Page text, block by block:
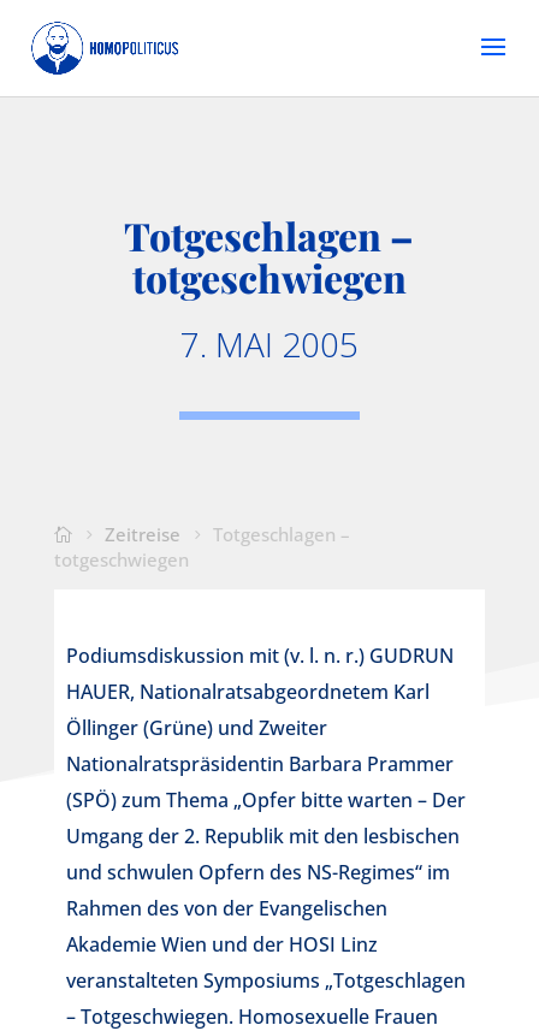
Totgeschlagen –
totgeschwiegen
7. MAI 2005
Zeitreise
Totgeschlagen –
totgeschwiegen
Podiumsdiskussion mit (v. l. n. r.) GUDRUN
HAUER, Nationalratsabgeordnetem Karl
Öllinger (Grüne) und Zweiter
Nationalratspräsidentin Barbara Prammer
(SPÖ) zum Thema „Opfer bitte warten – Der
Umgang der 2. Republik mit den lesbischen
und schwulen Opfern des NS-Regimes“ im
Rahmen des von der Evangelischen
Akademie Wien und der HOSI Linz
veranstalteten Symposiums „Totgeschlagen
– Totgeschwiegen. Homosexuelle Frauen